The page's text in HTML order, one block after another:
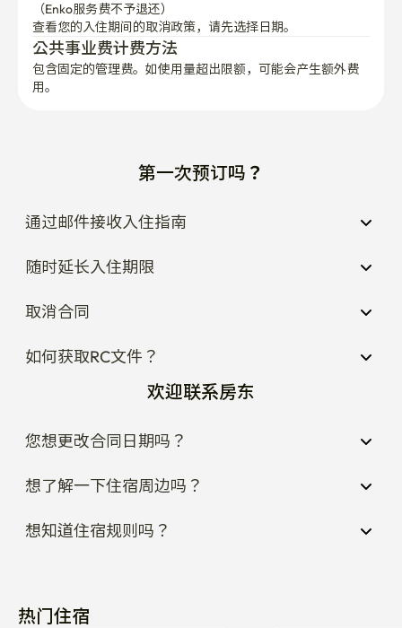
（Enko服务费不予退还）
查看您的入住期间的取消政策，请先选择日期。
公共事业费计费方法
包含固定的管理费。如使用量超出限额，可能会产生额外费
用。
第一次预订吗？
通过邮件接收入住指南
随时延长入住期限
取消合同
如何获取RC文件？
欢迎联系房东
您想更改合同日期吗？
想了解一下住宿周边吗？
想知道住宿规则吗？
热门住宿